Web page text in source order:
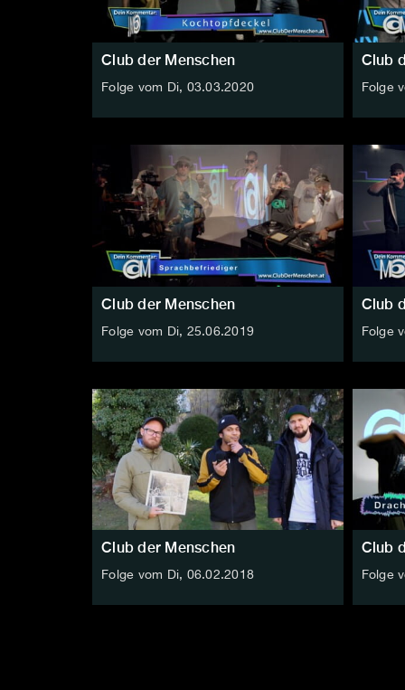
Club der Menschen
Folge vom Di, 03.03.2020
Club
Folge
Club der Menschen
Folge vom Di, 25.06.2019
Club
Folge
Club der Menschen
Folge vom Di, 06.02.2018
Club
Folge